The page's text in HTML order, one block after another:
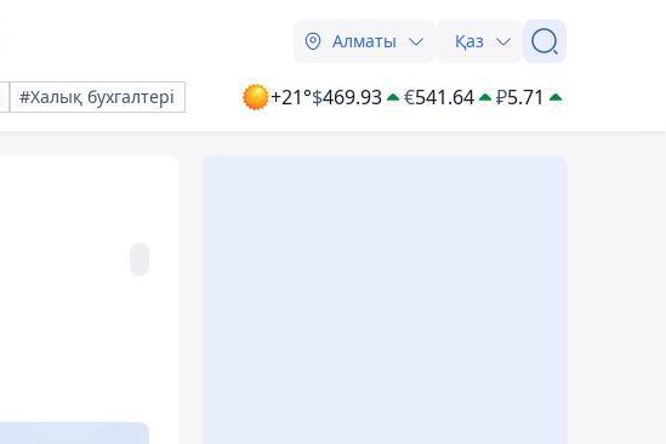
Алматы Қаз
#Халық бухгалтері +21°$469.93 €541.64 ₽5.71